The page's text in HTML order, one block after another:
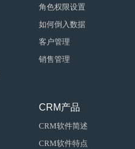
角色权限设置
如何倒入数据
客户管理
销售管理
CRM产品
CRM软件简述
CRM软件特点